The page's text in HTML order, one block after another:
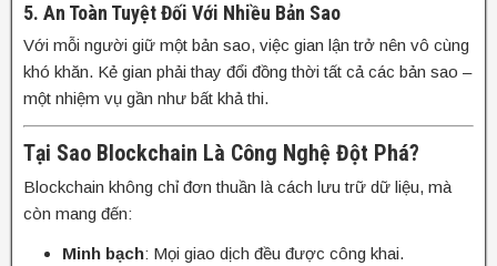
5. An Toàn Tuyệt Đối Với Nhiều Bản Sao
Với mỗi người giữ một bản sao, việc gian lận trở nên vô cùng
khó khăn. Kẻ gian phải thay đổi đồng thời tất cả các bản sao –
một nhiệm vụ gần như bất khả thi.
Tại Sao Blockchain Là Công Nghệ Đột Phá?
Blockchain không chỉ đơn thuần là cách lưu trữ dữ liệu, mà
còn mang đến:
Minh bạch: Mọi giao dịch đều được công khai.